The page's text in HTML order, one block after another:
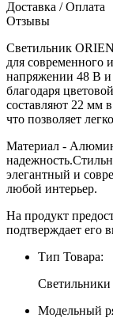
Доставка / Оплата
Отзывы
Светильник
для современного
напряжении 48 В и
благодаря
составляют 22 мм
что позволяет
Материал -
элегантный и
любой интерьер.
На продукт
подтверждает его
Тип Товара:
Модельный